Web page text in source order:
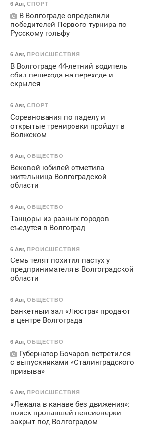
6 Авг, СПОРТ
В Волгограде определили
победителей Первого турнира по
Русскому гольфу
6 Авг, ПРОИСШЕСТВИЯ
В Волгограде 44-летний водитель
сбил пешехода на переходе и
скрылся
6 Авг, СПОРТ
Соревнования по паделу и
открытые тренировки пройдут в
Волжском
6 Авг, ОБЩЕСТВО
Вековой юбилей отметила
жительница Волгоградской
области
6 Авг, ОБЩЕСТВО
Танцоры из разных городов
съедутся в Волгоград
6 Авг, ПРОИСШЕСТВИЯ
Семь телят похитил пастух у
предпринимателя в Волгоградской
области
6 Авг, ОБЩЕСТВО
Банкетный зал «Люстра» продают
в центре Волгограда
6 Авг, ОБЩЕСТВО
Губернатор Бочаров встретился
с выпускниками «Сталинградского
призыва»
6 Авг, ПРОИСШЕСТВИЯ
«Лежала в канаве без движения»:
поиск пропавшей пенсионерки
закрыт под Волгоградом